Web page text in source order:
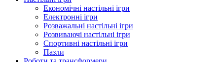
Економічні настільні ігри
Електронні ігри
Розважальні настільні ігри
Розвиваючі настільні ігри
Спортивні настільні ігри
Пазли